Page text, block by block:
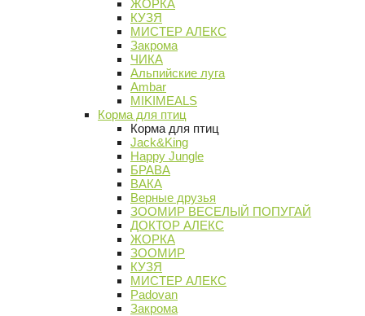
ЖОРКА
КУЗЯ
МИСТЕР АЛЕКС
Закрома
ЧИКА
Альпийские луга
Ambar
MIKIMEALS
Корма для птиц
Корма для птиц
Jack&King
Happy Jungle
БРАВА
ВАКА
Верные друзья
ЗООМИР ВЕСЕЛЫЙ ПОПУГАЙ
ДОКТОР АЛЕКС
ЖОРКА
ЗООМИР
КУЗЯ
МИСТЕР АЛЕКС
Padovan
Закрома